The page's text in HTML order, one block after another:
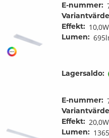
E-nummer:
Effekt: 10,0W
Lumen:
Lagersaldo:
E-nummer:
Effekt: 20,0W
Lumen: